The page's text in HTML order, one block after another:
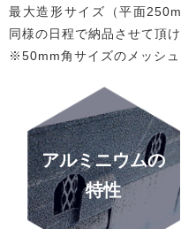
最大造形サイズ（平面
同様の日程で納品させて頂
※50mm角サイズのメッシュ
アルミニウムの
特性